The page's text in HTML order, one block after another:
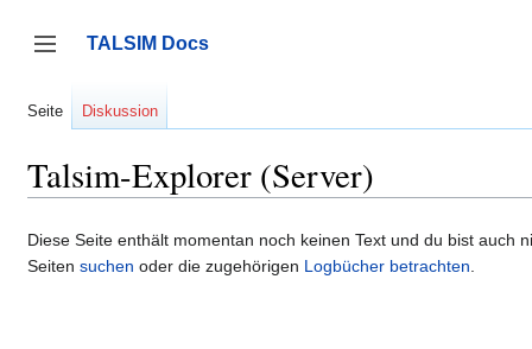
springen
Seitenleiste umschalten
TALSIM Docs
Seite Diskussion
Talsim-Explorer (Server)
Diese Seite enthält momentan noch keinen Text und du bist auch
Seiten suchen oder die zugehörigen Logbücher betrachten